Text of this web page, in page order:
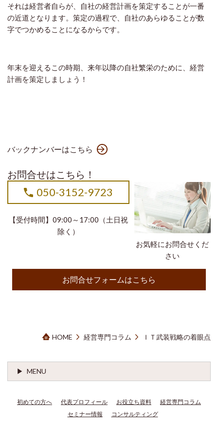
それは経営者自らが、自社の経営計画を策定することが一番
の近道となります。策定の過程で、自社のあらゆることが数
字でつかめることになるからです。
年末を迎えるこの時期、来年以降の自社繁栄のために、経営
計画を策定しましょう！
バックナンバーはこちら
お問合せはこちら！
お気軽にお問合せくだ
さい
050-3152-9723
【受付時間】09:00～17:00（土日祝
除く）
お問合せフォームはこちら
HOME 経営専門コラム ＩＴ武装戦略の着眼点
MENU
初めての方へ 代表プロフィール お役立ち資料
経営専門コラム
セミナー情報
コンサルティング